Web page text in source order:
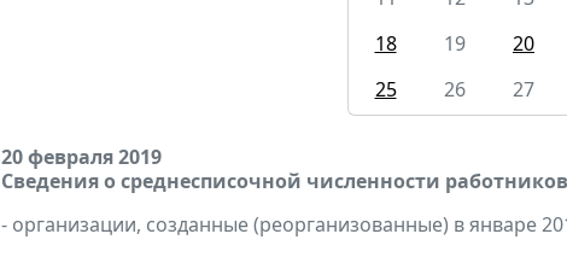
18
19 20
25
26 27
20 февраля 2019
Сведения о среднесписочной численности
- организации, созданные (реорганизованные) в январе